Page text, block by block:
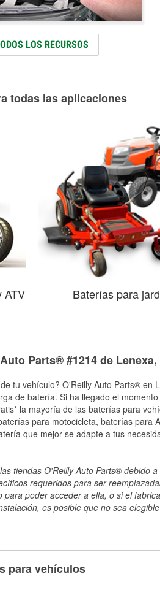
LOS RECURSOS
todas las aplicaciones
ATV Baterías para
Parts® #1214 de Lenexa,
tu vehículo? O'Reilly Auto Parts® en
de batería. Si ha llegado el
la mayoría de las baterías para
para motocicleta, baterías para
que mejor se adapte a tus
tiendas O'Reilly Auto Parts® debido
requeridos para ser
poder acceder a ella, o si el
es posible que no sea
para vehículos